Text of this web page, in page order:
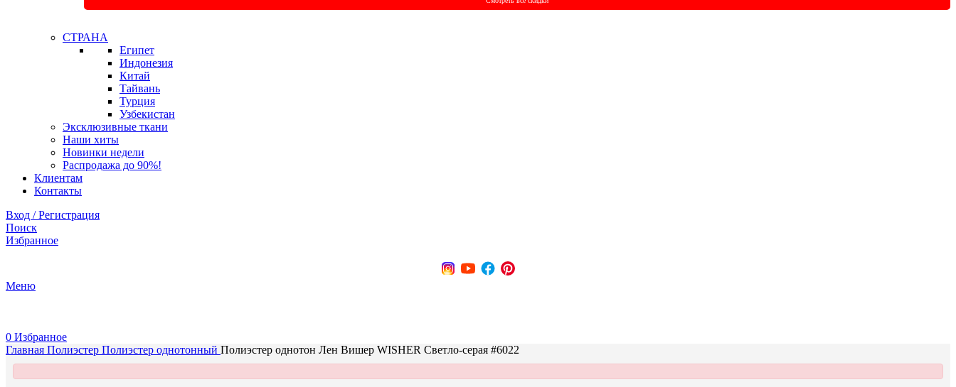
составляла7.64 BYN.
СТРАНА
Египет
Индонезия
Китай
Тайвань
Турция
Узбекистан
Эксклюзивные ткани
Наши хиты
Новинки недели
Распродажа до 90%!
Клиентам
Контакты
Вход / Регистрация
Поиск
Избранное
Меню
0 Избранное
Главная Полиэстер Полиэстер однотонный Полиэстeр однотон Лен Вишер WISHER Светло-серая #6022